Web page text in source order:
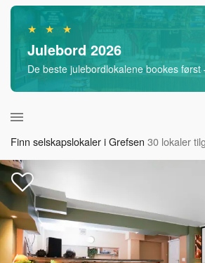
★ ★ ★
Julebord 2026
De beste julebordlokalene bookes først
Finn selskapslokaler i Grefsen 30 lokaler